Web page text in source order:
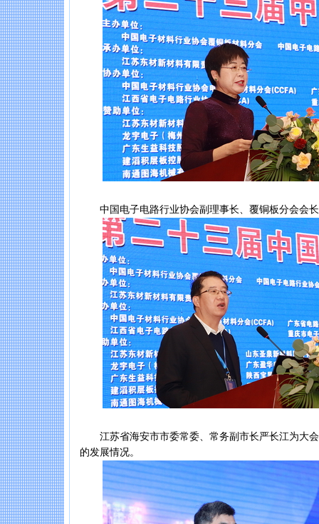
中国电子电路行业协会副理事长、覆铜板分会会长
江苏省海安市市委常委、常务副市长严长江为大会
的发展情况。